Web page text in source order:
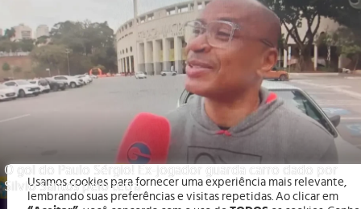
O gol do Paulo Sérgio! Ex-jogador guarda carro dado por
Silvio Santos pelo tetra
Usamos cookies para fornecer uma experiência mais relevante,
lembrando suas preferências e visitas repetidas. Ao clicar em